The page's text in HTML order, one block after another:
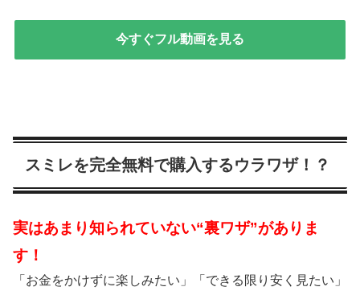
今すぐフル動画を見る
スミレを完全無料で購入するウラワザ！？
実はあまり知られていない“裏ワザ”がありま
す！
「お金をかけずに楽しみたい」「できる限り安く見たい」